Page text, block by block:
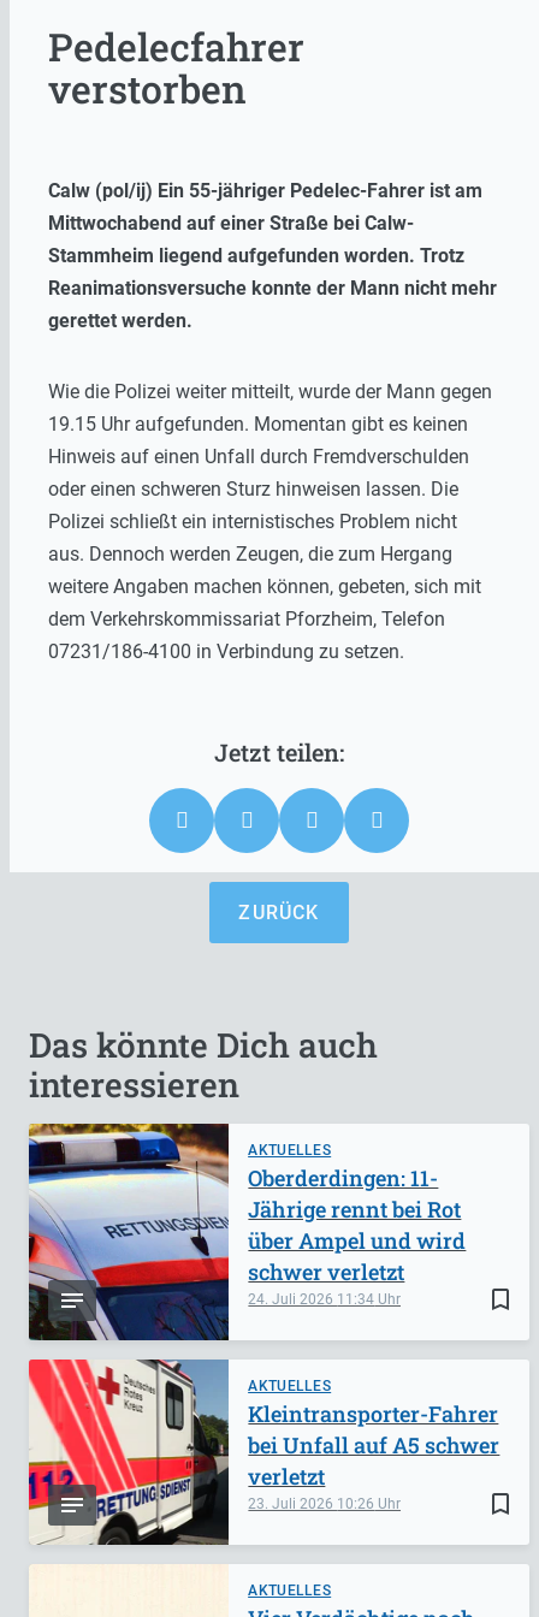
Pedelecfahrer
verstorben
Calw (pol/ij) Ein 55-jähriger Pedelec-Fahrer ist am
Mittwochabend auf einer Straße bei Calw-
Stammheim liegend aufgefunden worden. Trotz
Reanimationsversuche konnte der Mann nicht mehr
gerettet werden.
Wie die Polizei weiter mitteilt, wurde der Mann gegen
19.15 Uhr aufgefunden. Momentan gibt es keinen
Hinweis auf einen Unfall durch Fremdverschulden
oder einen schweren Sturz hinweisen lassen. Die
Polizei schließt ein internistisches Problem nicht
aus. Dennoch werden Zeugen, die zum Hergang
weitere Angaben machen können, gebeten, sich mit
dem Verkehrskommissariat Pforzheim, Telefon
07231/186-4100 in Verbindung zu setzen.
ZURÜCK
Das könnte Dich auch
interessieren
AKTUELLES
bookmark_border
24. Juli 2026 11:34
Oberderdingen: 11-
Jährige rennt bei Rot
über Ampel und wird
schwer verletzt
AKTUELLES
bookmark_border
23. Juli 2026 10:26
Kleintransporter-Fahrer
bei Unfall auf A5 schwer
verletzt
AKTUELLES